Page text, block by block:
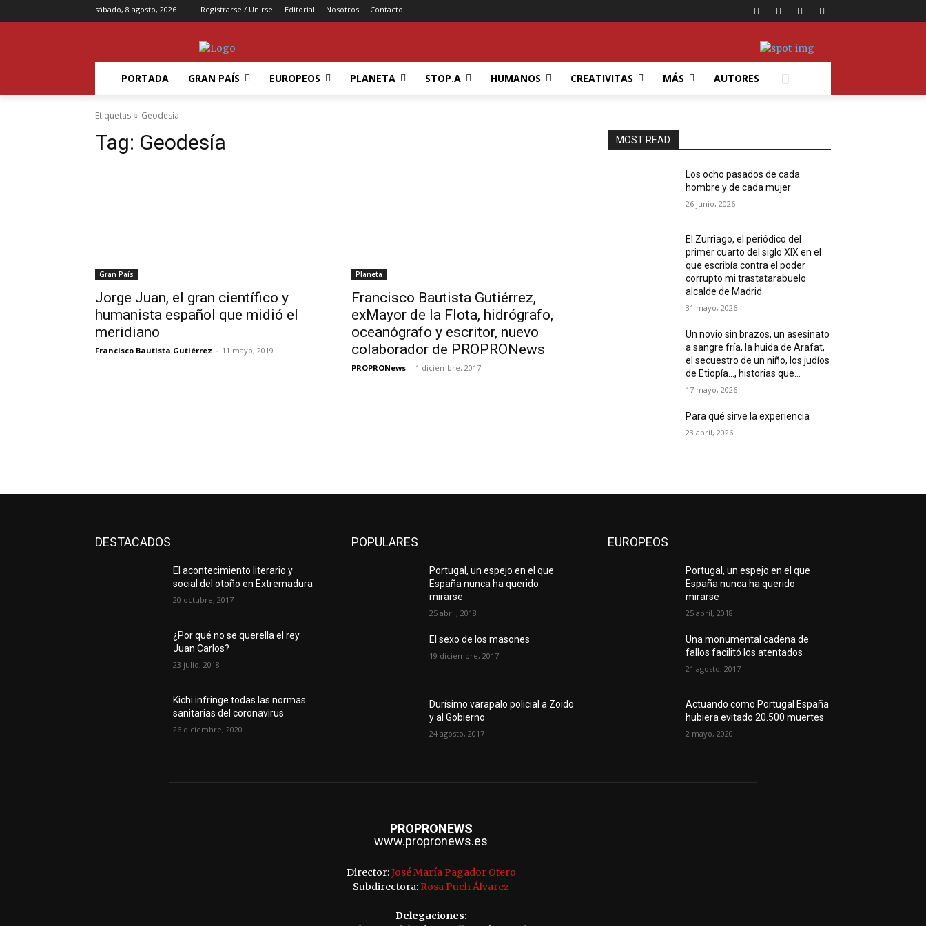
sábado, 8 agosto, 2026 Registrarse / Unirse Editorial Nosotros Contacto
PORTADA GRAN PAÍS EUROPEOS PLANETA STOP.A HUMANOS CREATIVITAS MÁS AUTORES
Etiquetas Geodesía
Tag: Geodesía
Gran País
Jorge Juan, el gran científico y
humanista español que midió el
meridiano
Francisco Bautista Gutiérrez - 11 mayo, 2019
Planeta
Francisco Bautista Gutiérrez,
exMayor de la Flota, hidrógrafo,
oceanógrafo y escritor, nuevo
colaborador de PROPRONews
PROPRONews - 1 diciembre, 2017
MOST READ
Los ocho pasados de cada
hombre y de cada mujer
26 junio, 2026
El Zurriago, el periódico del
primer cuarto del siglo XIX en el
que escribía contra el poder
corrupto mi trastatarabuelo
alcalde de Madrid
31 mayo, 2026
Un novio sin brazos, un asesinato
a sangre fría, la huida de Arafat,
el secuestro de un niño, los judíos
de Etiopía…, historias que...
17 mayo, 2026
Para qué sirve la experiencia
23 abril, 2026
DESTACADOS
El acontecimiento literario y
social del otoño en Extremadura
20 octubre, 2017
¿Por qué no se querella el rey
Juan Carlos?
23 julio, 2018
Kichi infringe todas las normas
sanitarias del coronavirus
26 diciembre, 2020
POPULARES
Portugal, un espejo en el que
España nunca ha querido
mirarse
25 abril, 2018
El sexo de los masones
19 diciembre, 2017
Durísimo varapalo policial a Zoido
y al Gobierno
24 agosto, 2017
EUROPEOS
Portugal, un espejo en el que
España nunca ha querido
mirarse
25 abril, 2018
Una monumental cadena de
fallos facilitó los atentados
21 agosto, 2017
Actuando como Portugal España
hubiera evitado 20.500 muertes
2 mayo, 2020
PROPRONEWS
www.propronews.es
Director:José María Pagador Otero
Subdirectora: Rosa Puch Álvarez
Delegaciones: